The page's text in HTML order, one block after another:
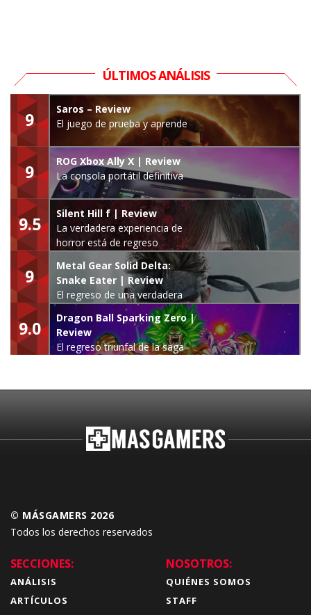
ÚLTIMOS ANÁLISIS
9
Saros – Review
El juego de prueba y aprende
9
ROG Xbox Ally X | Review
La consola portátil definitiva
9.5
Silent Hill f | Review
La verdadera experiencia de
horror está de regreso
9
Metal Gear Solid Delta:
Snake Eater | Review
El regreso de una verdadera
leyenda
9.0
Dragon Ball Sparking Zero |
Review
El regreso triunfal de la saga
© MÁSGAMERS 2026
Todos los derechos reservados
SECCIONES:
ANÁLISIS
ARTÍCULOS
NOSOTROS:
QUIÉNES SOMOS
STAFF